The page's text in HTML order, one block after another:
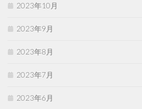
2023年10月
2023年9月
2023年8月
2023年7月
2023年6月